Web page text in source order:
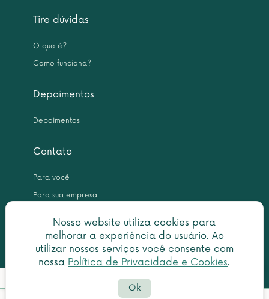
Nosso website utiliza cookies para
melhorar a experiência do usuário. Ao
utilizar nossos serviços você consente com
nossa Política de Privacidade e Cookies.
Ok
Tire dúvidas
O que é?
Como funciona?
Depoimentos
Depoimentos
Contato
Para você
Para sua empresa
Copyright © 2026 Leme Inteligência Forense 10.999.476/0001-31. All
rights reserved.